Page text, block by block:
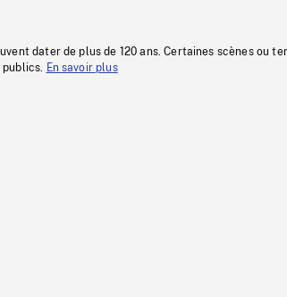
dater de plus de 120 ans. Certaines scènes ou
En savoir plus